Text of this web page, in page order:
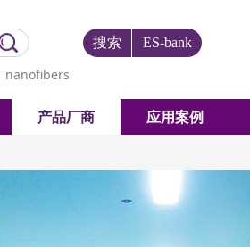
搜索 ES-bank
nanofibers
产品厂商 应用案例